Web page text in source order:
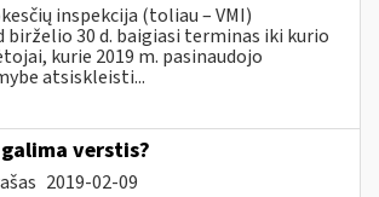
inspekcija (toliau – VMI)
birželio 30 d. baigiasi terminas iki kurio
kurie 2019 m. pasinaudojo
atsiskleisti...
verstis?
2019-02-09